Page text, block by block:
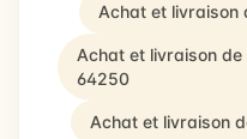
Achat et livraison
Achat et livraison
64250
Achat et livraison